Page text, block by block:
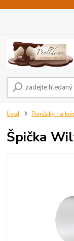
Úvod Pomůcky na
Špička